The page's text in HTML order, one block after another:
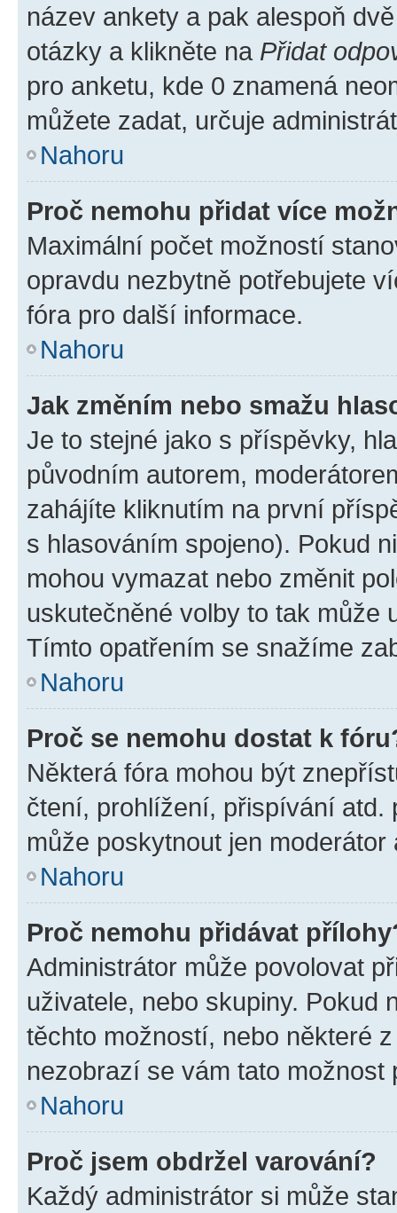
název ankety a pak alespoň
otázky a klikněte na Přidat
pro anketu, kde 0 znamená
můžete zadat, určuje
Nahoru
Proč nemohu přidat více
Maximální počet možností
opravdu nezbytně potřebujete
fóra pro další informace.
Nahoru
Jak změním nebo smažu
Je to stejné jako s příspěvky,
původním autorem,
zahájíte kliknutím na první
s hlasováním spojeno). Pokud
mohou vymazat nebo změnit
uskutečněné volby to tak může
Tímto opatřením se snažíme
Nahoru
Proč se nemohu dostat k
Některá fóra mohou být
čtení, prohlížení, přispívání atd.
může poskytnout jen
Nahoru
Proč nemohu přidávat
Administrátor může povolovat
uživatele, nebo skupiny. Pokud
těchto možností, nebo některé
nezobrazí se vám tato
Nahoru
Proč jsem obdržel varování?
Každý administrátor si může